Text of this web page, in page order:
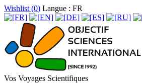
Wishlist (0) Langue : FR
Vos Voyages Scientifiques